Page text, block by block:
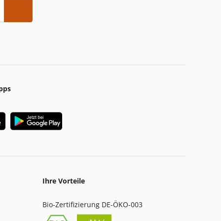
Ihre Vorteile
Bio-Zertifizierung DE-ÖKO-003